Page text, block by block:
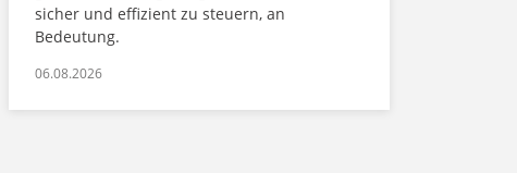
sicher und effizient zu steuern, an
Bedeutung.
06.08.2026